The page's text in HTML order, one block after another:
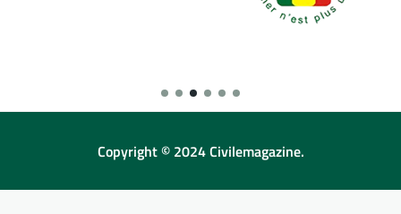
Copyright © 2024 Civilemagazine.